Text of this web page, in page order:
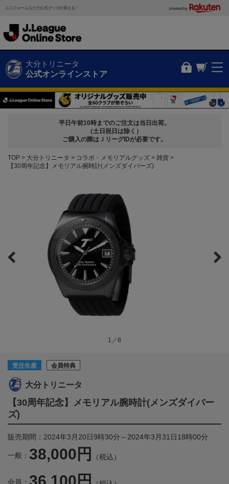
ユニフォームなどの公式グッズが買える！ powered by
大分トリニータ
公式オンラインストア
平日午前10時までのご注文は当日出荷。
（土日祝日は除く）
ご購入の際はＪリーグIDが必要です。
TOP 大分トリニータ コラボ・メモリアルグッズ
雑貨
【30周年記念】メモリアル腕時計(メンズダイバーズ)
1／8
受注生産 会員特典
大分トリニータ
【30周年記念】メモリアル腕時計(メンズダイバー
ズ)
販売期間：2024年3月20日9時30分～2024年3月31日18時00分
一般： 38,000円 （税込）
会員：